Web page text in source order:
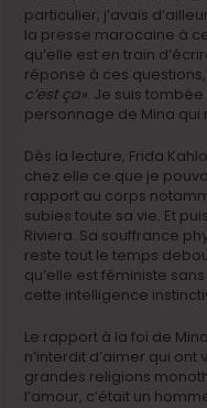
particulier, j’avais
la presse marocaine à
qu’elle est en train
réponse à ces questions,
c’est ça». Je suis
personnage de Mina qui
Dès la lecture, Frida
chez elle ce que je
rapport au corps
subies toute sa vie. Et
Riviera. Sa souffrance
reste tout le temps
qu’elle est féministe
cette intelligence
Le rapport à la foi de
n’interdit d’aimer qui
grandes religions
l’amour, c’était un